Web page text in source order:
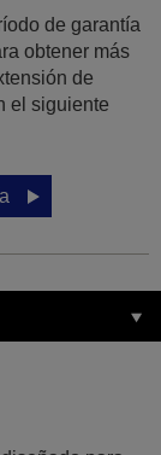
de garantía
obtener más
de
el siguiente